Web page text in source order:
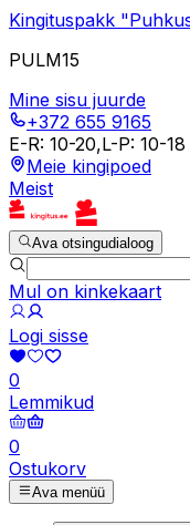
Kingituspakk
PULM15
Mine sisu juurde
+372 655 9165
E-R: 10-20,L-P: 10-18
Meie kingipoed
Meist
Ava otsingudialoog
Mul on kinkekaart
Logi sisse
0
Lemmikud
0
Ostukorv
Ava menüü